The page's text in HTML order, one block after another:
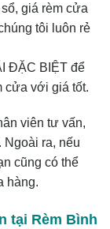
giá rèm cửa
tôi luôn rẻ
ĐẶC BIỆT để
cửa với giá tốt.
viên tư vấn,
Ngoài ra, nếu
cũng có thể
hàng.
tại Rèm Bình